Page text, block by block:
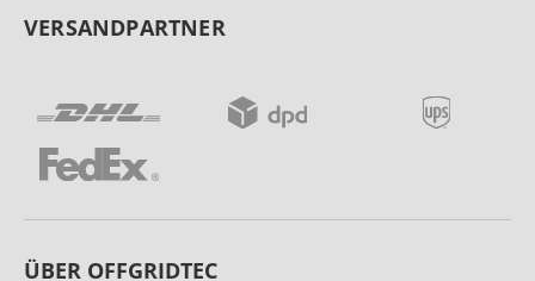
VERSANDPARTNER
ÜBER OFFGRIDTEC